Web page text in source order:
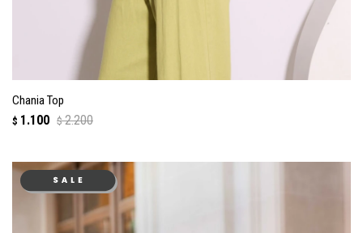
Chania Top
$ 1.100 $ 2.200